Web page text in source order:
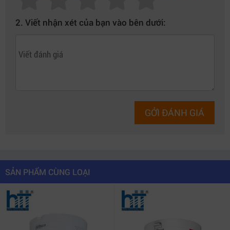
Các thông số của Camera Speed dome 2MP hồng
Độ phân giải: 2 Megapixel 25/30fps@1080P.
Công nghệ Startlight với độ nhạy sáng cực thấp
0.005Lux/F1.6 (ảnh màu), và 0Lux/F1.6 (ảnh hồng
ngoại).
2. Viết nhận xét của bạn vào bên dưới:
GỞI ĐÁNH GIÁ
SẢN PHẨM CÙNG LOẠI